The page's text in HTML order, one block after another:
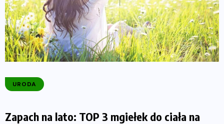
URODA
Zapach na lato: TOP 3 mgiełek do ciała na